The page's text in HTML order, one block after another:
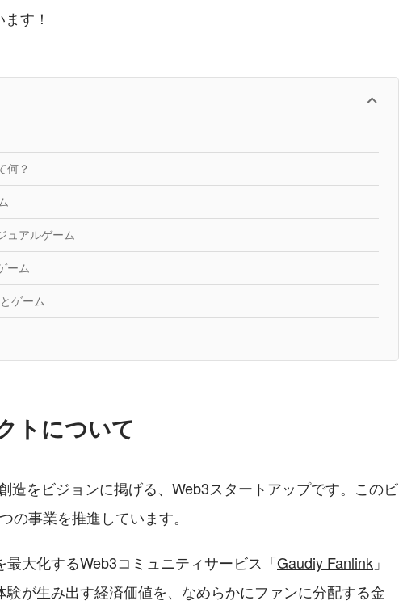
す！
何？
ュアルゲーム
ーム
ゲーム
トについて
造をビジョンに掲げる、Web3スタートアップです。このビ
の事業を推進しています。
大化するWeb3コミュニティサービス「Gaudiy Fanlink 」
験が生み出す経済価値を、なめらかにファンに分配する金